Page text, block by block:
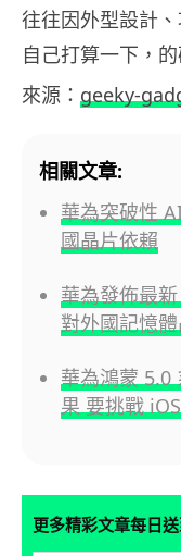
往往因外型設計
自己打算一下，
來源： geeky-
相關文章:
華為突破性
國晶片依賴
華為發佈最
對外國記憶
華為鴻蒙 5.0
果 要挑戰
更多精彩文章每日